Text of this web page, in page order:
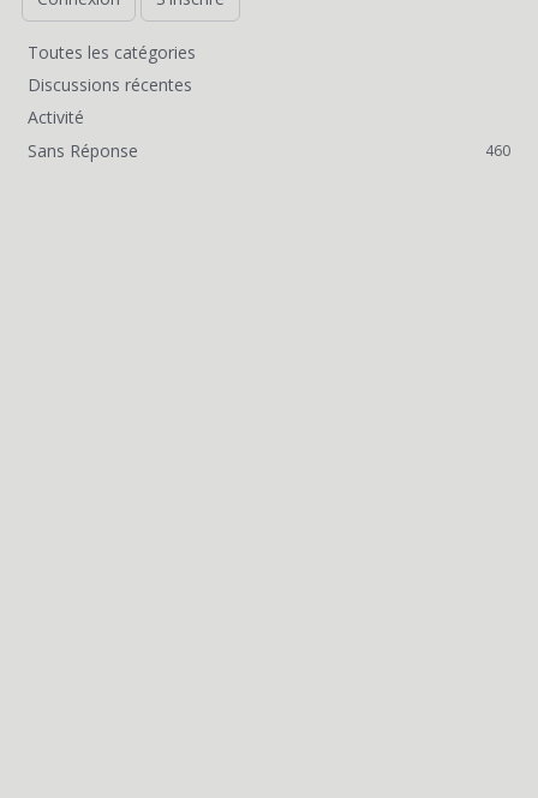
L
i
e
Toutes les catégories
Discussions récentes
Activité
Sans Réponse
460